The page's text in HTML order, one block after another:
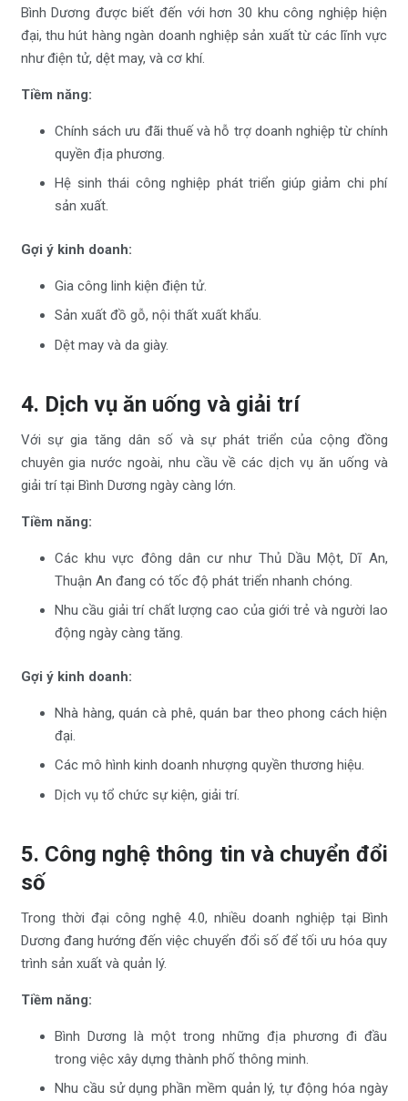
Bình Dương được biết đến với hơn 30 khu công nghiệp hiện
đại, thu hút hàng ngàn doanh nghiệp sản xuất từ các lĩnh vực
như điện tử, dệt may, và cơ khí.
Tiềm năng:
Chính sách ưu đãi thuế và hỗ trợ doanh nghiệp từ chính
quyền địa phương.
Hệ sinh thái công nghiệp phát triển giúp giảm chi phí
sản xuất.
Gợi ý kinh doanh:
Gia công linh kiện điện tử.
Sản xuất đồ gỗ, nội thất xuất khẩu.
Dệt may và da giày.
4. Dịch vụ ăn uống và giải trí
Với sự gia tăng dân số và sự phát triển của cộng đồng
chuyên gia nước ngoài, nhu cầu về các dịch vụ ăn uống và
giải trí tại Bình Dương ngày càng lớn.
Tiềm năng:
Các khu vực đông dân cư như Thủ Dầu Một, Dĩ An,
Thuận An đang có tốc độ phát triển nhanh chóng.
Nhu cầu giải trí chất lượng cao của giới trẻ và người lao
động ngày càng tăng.
Gợi ý kinh doanh:
Nhà hàng, quán cà phê, quán bar theo phong cách hiện
đại.
Các mô hình kinh doanh nhượng quyền thương hiệu.
Dịch vụ tổ chức sự kiện, giải trí.
5. Công nghệ thông tin và chuyển đổi
số
Trong thời đại công nghệ 4.0, nhiều doanh nghiệp tại Bình
Dương đang hướng đến việc chuyển đổi số để tối ưu hóa quy
trình sản xuất và quản lý.
Tiềm năng:
Bình Dương là một trong những địa phương đi đầu
trong việc xây dựng thành phố thông minh.
Nhu cầu sử dụng phần mềm quản lý, tự động hóa ngày